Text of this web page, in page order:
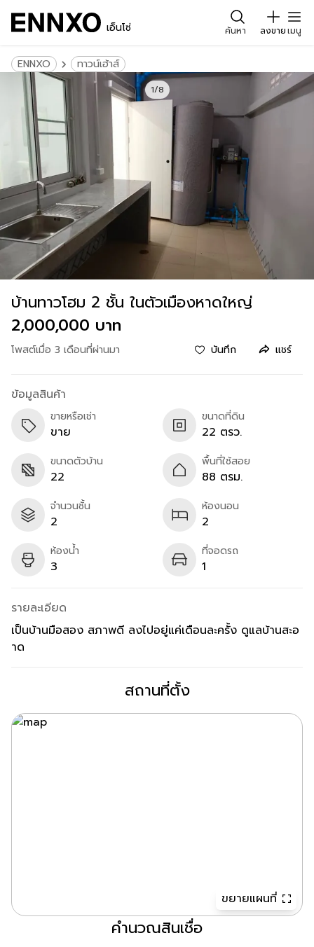
เอ็นโซ่ ค้นหา ลงขายเมนู
ENNXO ทาวน์เฮ้าส์
1/8
บ้านทาวโฮม 2 ชั้น ในตัวเมืองหาดใหญ่
2,000,000 บาท
โพสต์เมื่อ 3 เดือนที่ผ่านมา บันทึก แชร์
ข้อมูลสินค้า
ขายหรือเช่า
ขาย
ขนาดที่ดิน
22 ตรว.
ขนาดตัวบ้าน
22
พื้นที่ใช้สอย
88 ตรม.
จำนวนชั้น
2
ห้องนอน
2
ห้องน้ำ
3
ที่จอดรถ
1
รายละเอียด
เป็นบ้านมือสอง สภาพดี ลงไปอยู่แค่เดือนละครั้ง ดูแลบ้านสะอ
าด
สถานที่ตั้ง
ขยายแผนที่
คำนวณสินเชื่อ